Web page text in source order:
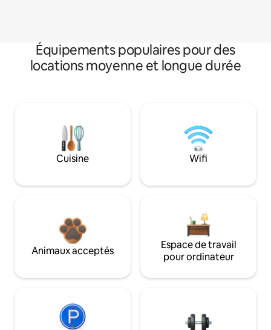
Équipements populaires pour des
locations moyenne et longue durée
Cuisine Wifi
Animaux acceptés
Espace de travail
pour ordinateur